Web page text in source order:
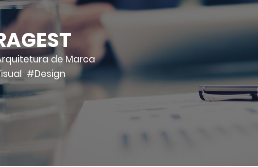
de Marca
#Design